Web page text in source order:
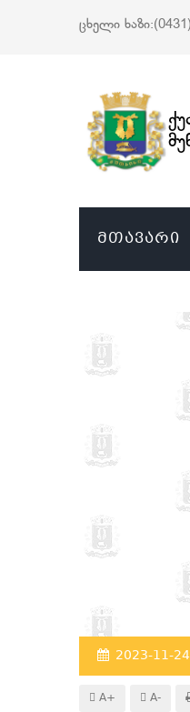
ცხელი
ᲛᲗᲐᲕᲐᲠᲘ
2023-11-24
A+ A-